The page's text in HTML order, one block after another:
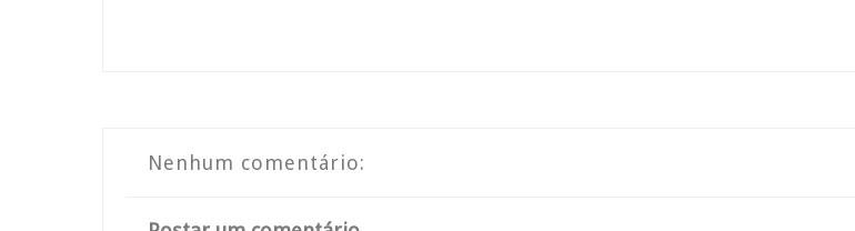
Nenhum comentário: